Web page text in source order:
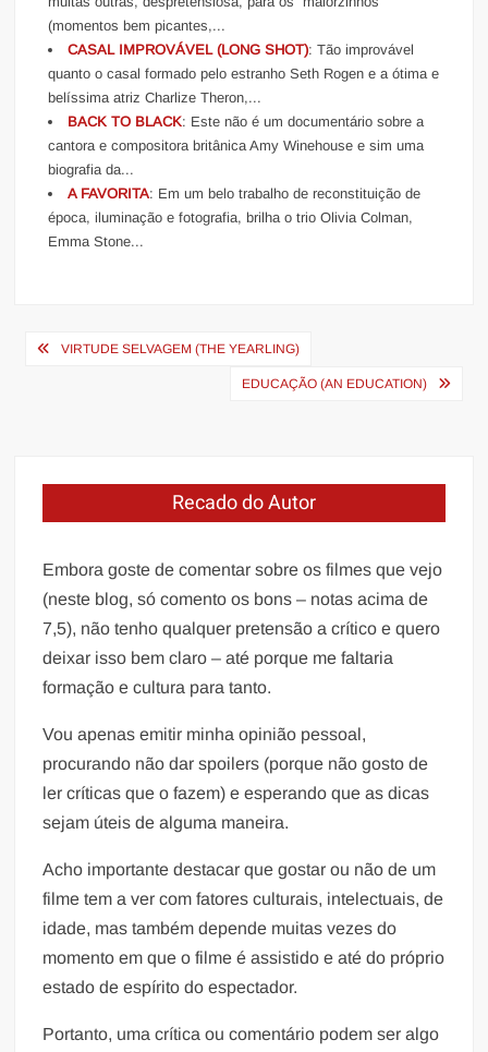
(momentos bem picantes,...
CASAL IMPROVÁVEL (LONG SHOT): Tão improvável
quanto o casal formado pelo estranho Seth Rogen e a ótima e
belíssima atriz Charlize Theron,...
BACK TO BLACK: Este não é um documentário sobre a
cantora e compositora britânica Amy Winehouse e sim uma
biografia da...
A FAVORITA: Em um belo trabalho de reconstituição de
época, iluminação e fotografia, brilha o trio Olivia Colman,
Emma Stone...
Navegação
VIRTUDE SELVAGEM (THE YEARLING)
EDUCAÇÃO (AN EDUCATION)
Recado do Autor
Embora goste de comentar sobre os filmes que vejo
(neste blog, só comento os bons – notas acima de
7,5), não tenho qualquer pretensão a crítico e quero
deixar isso bem claro – até porque me faltaria
formação e cultura para tanto.
Vou apenas emitir minha opinião pessoal,
procurando não dar spoilers (porque não gosto de
ler críticas que o fazem) e esperando que as dicas
sejam úteis de alguma maneira.
Acho importante destacar que gostar ou não de um
filme tem a ver com fatores culturais, intelectuais, de
idade, mas também depende muitas vezes do
momento em que o filme é assistido e até do próprio
estado de espírito do espectador.
Portanto, uma crítica ou comentário podem ser algo